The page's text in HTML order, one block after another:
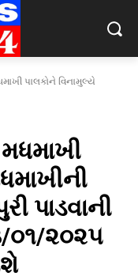
પાલકોને વિનામુલ્યે
પાડવાની
૦૧/૨૦૨૫